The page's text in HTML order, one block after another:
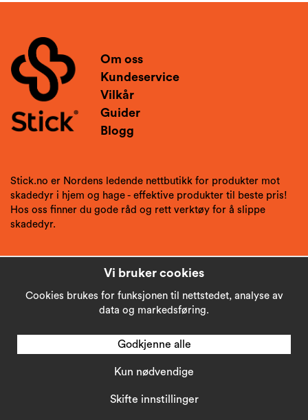
Om oss
Kundeservice
Vilkår
Guider
Blogg
Stick.no er Nordens ledende nettbutikk for produkter mot
skadedyr i hjem og hage - effektive produkter til beste pris!
Hos oss finner du gode råd og rett verktøy for å slippe
skadedyr.
Vi bruker cookies
Cookies brukes for funksjonen til nettstedet, analyse av
data og markedsføring.
Skifte innstillinger
Kun nødvendige
Godkjenne alle